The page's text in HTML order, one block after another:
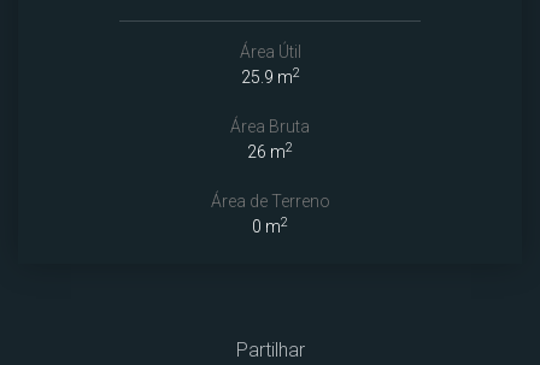
Área Útil
25.9 m2
Área Bruta
26 m2
Área de Terreno
0 m2
Partilhar